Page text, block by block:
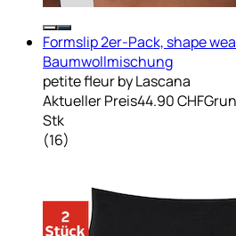
Formslip 2er-Pack, shape
Baumwollmischung
petite fleur by Lascana
Aktueller Preis44.90 CHF
Stk
(16)